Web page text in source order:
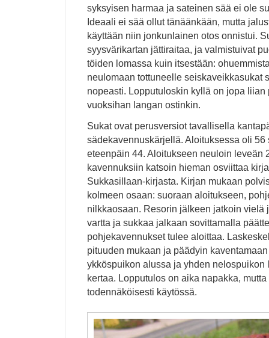
syksyisen harmaa ja sateinen sää ei ole
Ideaali ei sää ollut tänäänkään, mutta
käyttään niin jonkunlainen otos onnistui.
syysvärikartan jättiraitaa, ja valmistuivat
töiden lomassa kuin itsestään:
neulomaan tottuneelle seiskaveikkasukat
nopeasti. Lopputuloskin kyllä on jopa liian
vuoksihan langan ostinkin.
Sukat ovat perusversiot tavallisella
sädekavennuskärjellä. Aloituksessa oli
eteenpäin 44. Aloitukseen neuloin leveän
kavennuksiin katsoin hieman osviittaa
Sukkasillaan-kirjasta. Kirjan mukaan
kolmeen osaan: suoraan aloitukseen,
nilkkaosaan. Resorin jälkeen jatkoin vielä
vartta ja sukkaa jalkaan sovittamalla
pohjekavennukset tulee aloittaa.
pituuden mukaan ja päädyin
ykköspuikon alussa ja yhden nelospuikon
kertaa. Lopputulos on aika napakka,
todennäköisesti käytössä.